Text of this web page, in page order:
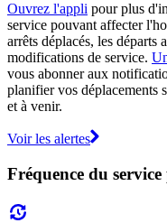
Ouvrez l'appli pour plus
service pouvant affecter
arrêts déplacés, les départs
modifications de service.
vous abonner aux
planifier vos déplacements
et à venir.
Voir les alertes
Fréquence du